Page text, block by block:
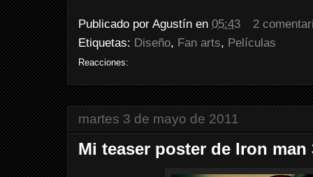
Publicado por Agustín en 05:43
2
Etiquetas: Diseño, Fan arts, Películas
Reacciones:
martes 3 de mayo de 2011
Mi teaser poster de Iron man